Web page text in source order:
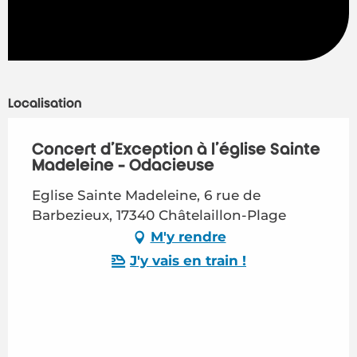
Localisation
Concert d'Exception à l'église Sainte
Madeleine - Ödacieuse
Eglise Sainte Madeleine, 6 rue de
Barbezieux, 17340 Châtelaillon-Plage
M'y rendre
J'y vais en train !